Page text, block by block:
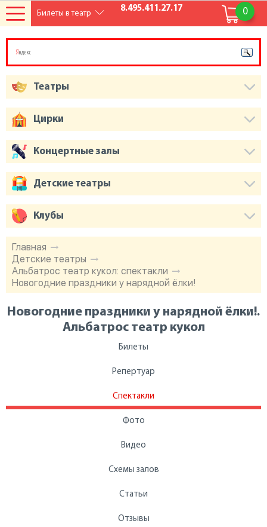
0
8.495.411.27.17
Главная
Детские театры
Альбатрос театр кукол: спектакли
Новогодние праздники у нарядной ёлки!
Новогодние праздники у нарядной ёлки!.
Альбатрос театр кукол
Билеты
Репертуар
Спектакли
Фото
Видео
Схемы залов
Статьи
Отзывы
Театры
Цирки
Концертные залы
Детские театры
Клубы
Билеты в театр